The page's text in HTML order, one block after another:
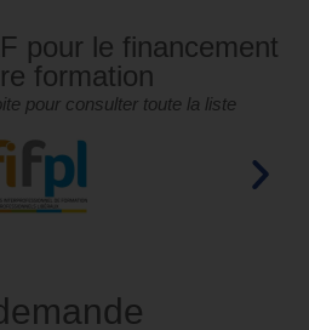
pour le financement
formation
pour consulter toute la liste